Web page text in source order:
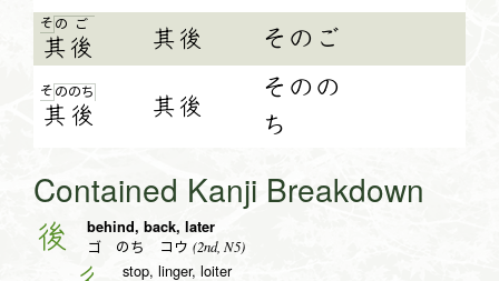
そ の
其
ご
後 其後 そのご
そ の
其
のち
後 其後
そのの
ち
Contained Kanji Breakdown
後 behind, back, later
ゴ のち コウ (2nd, N5)
stop, linger, loiter